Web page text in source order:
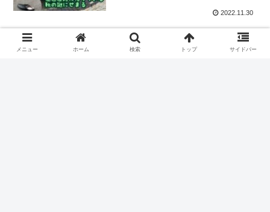
2022.11.30
親子で投資
【親子で投資！】子どもでも分か
るリスクを抑えた投資方法 4選
メニュー ホーム 検索 トップ サイドバー